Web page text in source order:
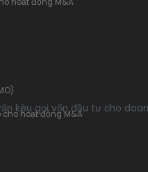
hoạt động M&A
vốn đầu tư cho doanh